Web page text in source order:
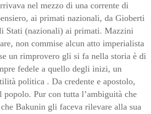
nel mezzo di una corrente di
ai primati nazionali, da Gioberti
Stati (nazionali) ai primati. Mazzini
non commise alcun atto imperialista
un rimprovero gli si fa nella storia è di
fedele a quello degli inizi, un
politica . Da credente e apostolo,
popolo. Pur con tutta l’ambiguità che
Bakunin gli faceva rilevare alla sua